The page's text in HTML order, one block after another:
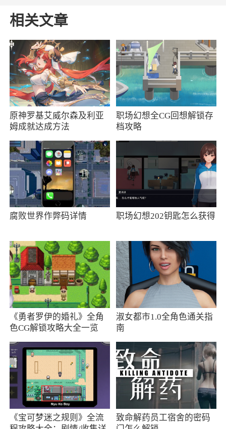
每个角色都有自己的故事，我们将在社交渠
道上讲述，并跟随我们探索有关英雄的一切。
暗影格斗《传奇战场》文件大小大概是多少?
我们目前的预测是Shadow Fight Arena将比
Shadow Fight3占用更少的空间，但随着系统要求
的到来，将会获得更准确的信息。
将在哪些平台发布这个游戏？
我们将在苹果端，安卓，PC电脑，PS4和
Xbox One上发布暗影格斗《传奇战场》
它是一个全新的游戏还是暗影格斗3的新模
式?
影格斗3相比，其游戏玩法和角色进度都大不相
暗影格斗《传奇战场》中将有多少个角色和
地图？
从游戏的一开始，我们将发布提供13个角色
供你选择，并且你的足迹将遍布10个不同的地
图。
可以在本地网络上吗？还是仅在线匹配？
有2个选项：与现实生活中的对手进行在线战
斗，以及与AI进行离线战斗。
这款游戏会添加新的地图和配乐吗？
相关文章
原神罗基艾威尔森及利亚
姆成就达成方法
职场幻想全CG回想解锁存
档攻略
腐败世界作弊码详情 职场幻想202钥匙怎么获得
《勇者罗伊的婚礼》全角
色CG解锁攻略大全一览
淑女都市1.0全角色通关指
南
《宝可梦迷之规则》全流
致命解药员工宿舍的密码